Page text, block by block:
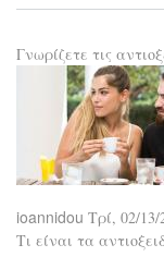
Γνωρίζετε τις
ioannidou Τρί, 02/13/
Τι είναι τα